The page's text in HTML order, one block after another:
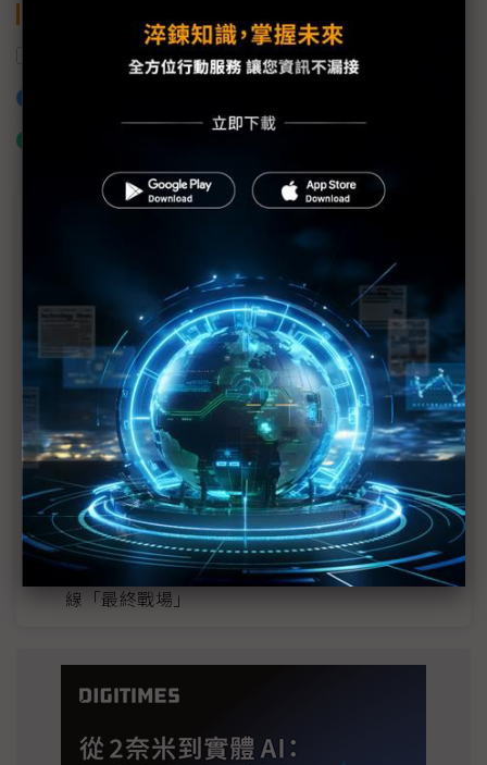
美國 AI 資料中心
MLCC訂單過熱、出貨比創高 村田示警全球AI基
建熱潮將趨緩
2027全年記憶體產能提前售罄 買家「祕而不
宣」只怕買不夠
英特爾EMIB良率達標 聯發科第2代ASIC產品
2028準時量產
SpaceX晶片採購大轉向 Elon Musk捨超微全面
採用NVIDIA
光進銅退更明確？ 聯發科估SerDes 448G為銅
線「最終戰場」